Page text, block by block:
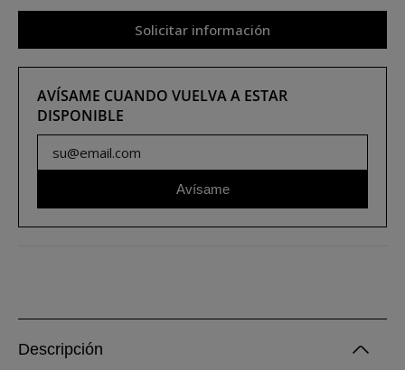
Solicitar información
AVÍSAME CUANDO VUELVA A ESTAR
DISPONIBLE
Avísame
Descripción